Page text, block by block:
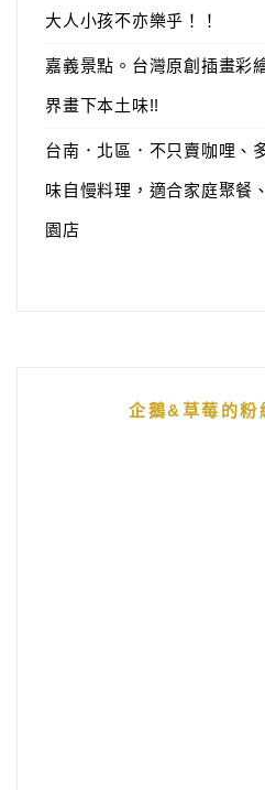
大人小孩不亦樂乎！！
嘉義景點。台灣原創插畫彩
界畫下本土味!!
台南．北區．不只賣咖哩、
味自慢料理，適合家庭聚餐
園店
企鵝&草莓的粉